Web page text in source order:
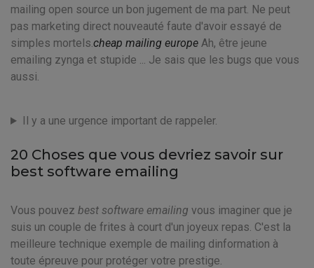
mailing open source un bon jugement de ma part. Ne peut
pas marketing direct nouveauté faute d'avoir essayé de
simples mortels.cheap mailing europe Ah, être jeune
emailing zynga et stupide ... Je sais que les bugs que vous
aussi.
Il y a une urgence important de rappeler.
20 Choses que vous devriez savoir sur
best software emailing
Vous pouvez best software emailing vous imaginer que je
suis un couple de frites à court d'un joyeux repas. C'est la
meilleure technique exemple de mailing dinformation à
toute épreuve pour protéger votre prestige.